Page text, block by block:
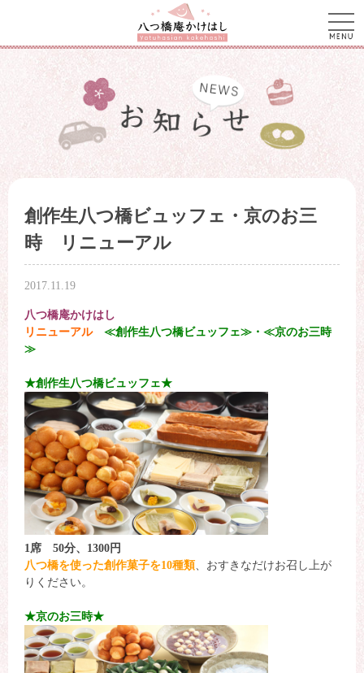
創作生八つ橋ビュッフェ・京のお三
時 リニューアル
2017.11.19
八つ橋庵かけはし
リニューアル
≪創作生八つ橋ビュッフェ≫・≪京のお三時
≫
★創作生八つ橋ビュッフェ★
1席 50分、1300円
八つ橋を使った創作菓子を10種類 、おすきなだけお召し上が
りください。
★京のお三時★